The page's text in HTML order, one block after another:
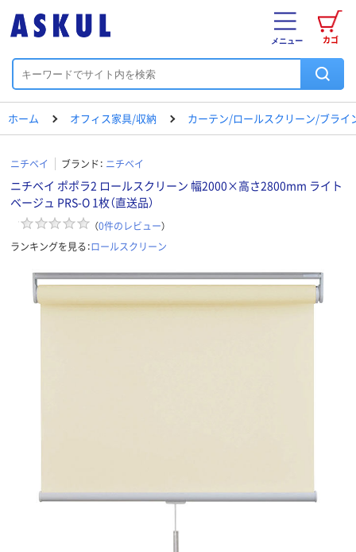
カゴ
メニュー
ホーム オフィス家具/収納 カーテン/ロールスクリーン/ブライ
ニチベイ ブランド： ニチベイ
ニチベイ ポポラ2 ロールスクリーン 幅2000×高さ2800mm ライト
ベージュ PRS-O 1枚（直送品）
（0件のレビュー）
ランキングを見る：ロールスクリーン